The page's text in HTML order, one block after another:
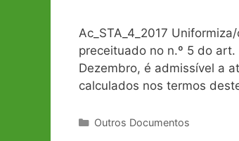
Ac_STA_4_2017
preceituado no n.º 5 do
Dezembro, é admissível a
calculados nos termos
Categorias
Outros Documentos